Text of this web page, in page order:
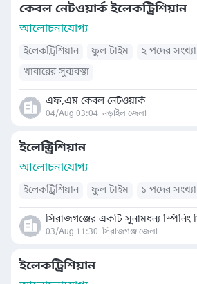
কেবল নেটওয়ার্ক ইলেকট্রিশিয়ান
আলোচনাযোগ্য
ইলেকট্রিশিয়ান ফুল টাইম ২ পদের সংখ্যা
খাবারের সুব্যবস্থা
এফ,এম কেবল নেটওয়ার্ক
04/Aug 03:04 নড়াইল জেলা
ইলেক্ট্রিশিয়ান
আলোচনাযোগ্য
ইলেকট্রিশিয়ান ফুল টাইম ১ পদের সংখ্যা
সিরাজগঞ্জের একটি সুনামধন্য স্পিনিং
03/Aug 11:30 সিরাজগঞ্জ জেলা
ইলেকট্রিশিয়ান